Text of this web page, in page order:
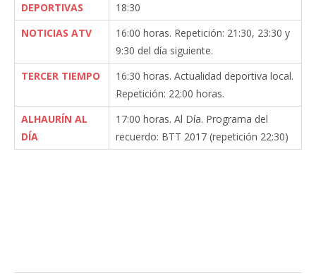
DEPORTIVAS
18:30
NOTICIAS ATV
16:00 horas. Repetición: 21:30, 23:30 y
9:30 del día siguiente.
TERCER TIEMPO
16:30 horas. Actualidad deportiva local.
Repetición: 22:00 horas.
ALHAURÍN AL
DÍA
17:00 horas. Al Día. Programa del
recuerdo: BTT 2017 (repetición 22:30)